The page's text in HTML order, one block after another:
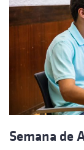
Semana de